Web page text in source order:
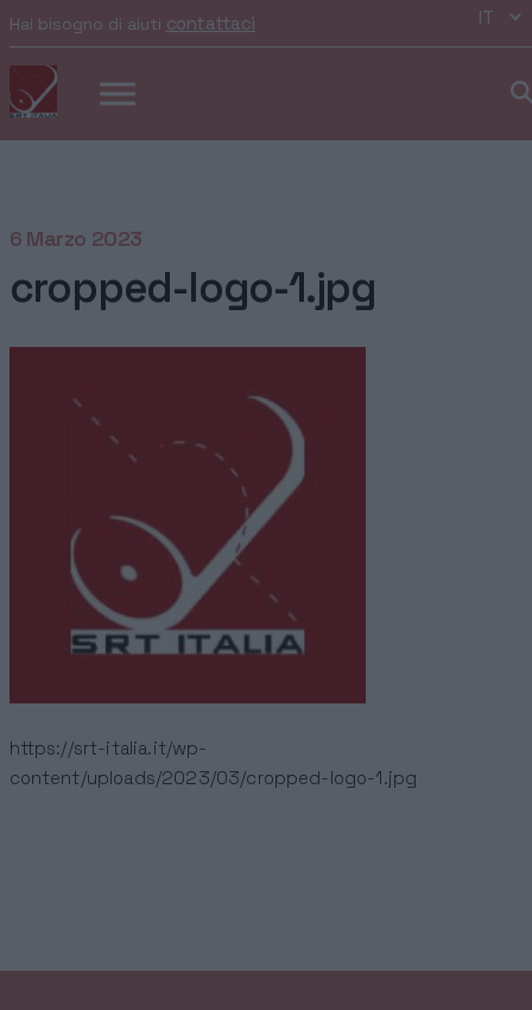
Hai bisogno di aiuti contattaci
6 Marzo 2023
cropped-logo-1.jpg
https://srt-italia.it/wp-
content/uploads/2023/03/cropped-logo-1.jpg